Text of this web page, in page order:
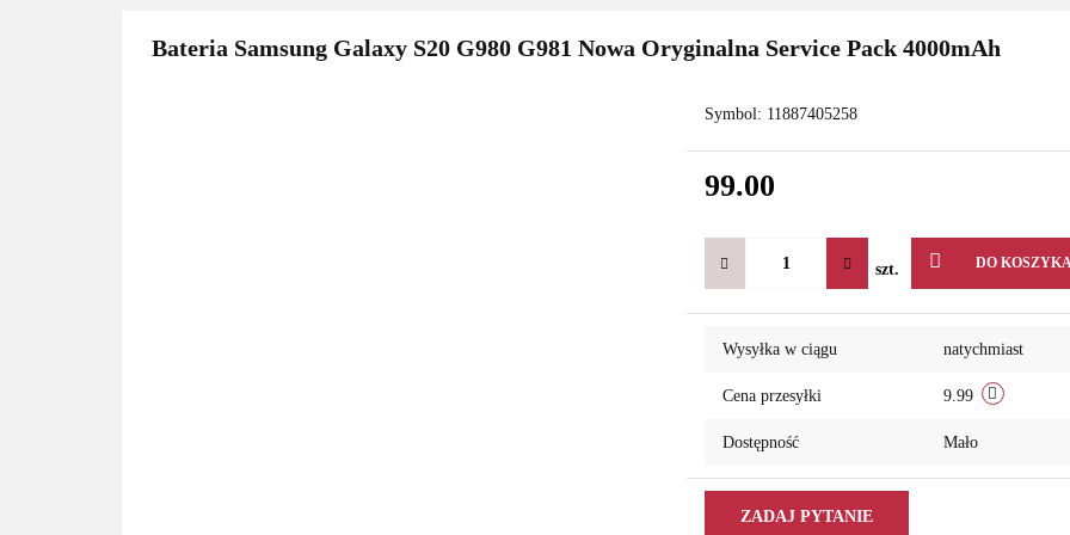
Bateria Samsung Galaxy S20 G980 G981 Nowa Oryginalna Service Pack 4000mAh
Symbol: 11887405258
99.00
szt. DO
Wysyłka w ciągu natychmiast
Cena przesyłki 9.99
Dostępność Mało
ZADAJ PYTANIE